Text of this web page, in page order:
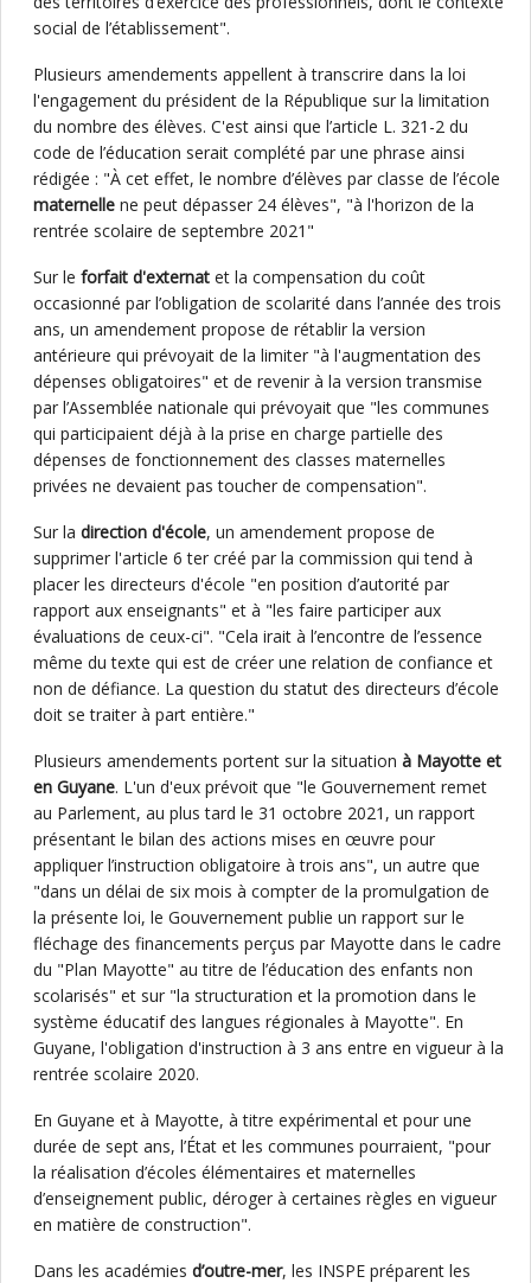
social de l’établissement".
Plusieurs amendements appellent à transcrire dans la loi
l'engagement du président de la République sur la limitation
du nombre des élèves. C'est ainsi que l’article L. 321-2 du
code de l’éducation serait complété par une phrase ainsi
rédigée : "À cet effet, le nombre d’élèves par classe de l’école
maternelle ne peut dépasser 24 élèves", "à l'horizon de la
rentrée scolaire de septembre 2021"
Sur le forfait d'externat et la compensation du coût
occasionné par l’obligation de scolarité dans l’année des trois
ans, un amendement propose de rétablir la version
antérieure qui prévoyait de la limiter "à l'augmentation des
dépenses obligatoires" et de revenir à la version transmise
par l’Assemblée nationale qui prévoyait que "les communes
qui participaient déjà à la prise en charge partielle des
dépenses de fonctionnement des classes maternelles
privées ne devaient pas toucher de compensation".
Sur la direction d'école, un amendement propose de
supprimer l'article 6 ter créé par la commission qui tend à
placer les directeurs d'école "en position d’autorité par
rapport aux enseignants" et à "les faire participer aux
évaluations de ceux-ci". "Cela irait à l’encontre de l’essence
même du texte qui est de créer une relation de confiance et
non de défiance. La question du statut des directeurs d’école
doit se traiter à part entière."
Plusieurs amendements portent sur la situation à Mayotte et
en Guyane. L'un d'eux prévoit que "le Gouvernement remet
au Parlement, au plus tard le 31 octobre 2021, un rapport
présentant le bilan des actions mises en œuvre pour
appliquer l’instruction obligatoire à trois ans", un autre que
"dans un délai de six mois à compter de la promulgation de
la présente loi, le Gouvernement publie un rapport sur le
fléchage des financements perçus par Mayotte dans le cadre
du "Plan Mayotte" au titre de l’éducation des enfants non
scolarisés" et sur "la structuration et la promotion dans le
système éducatif des langues régionales à Mayotte". En
Guyane, l'obligation d'instruction à 3 ans entre en vigueur à la
rentrée scolaire 2020.
En Guyane et à Mayotte, à titre expérimental et pour une
durée de sept ans, l’État et les communes pourraient, "pour
la réalisation d’écoles élémentaires et maternelles
d’enseignement public, déroger à certaines règles en vigueur
en matière de construction".
Dans les académies d’outre-mer, les INSPE préparent les